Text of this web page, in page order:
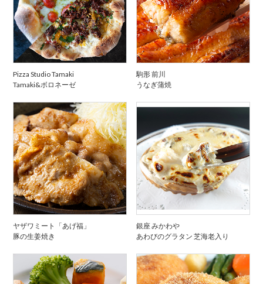
Pizza Studio Tamaki
Tamaki&ボロネーゼ
駒形 前川
うなぎ蒲焼
ヤザワミート「あげ福」
豚の生姜焼き
銀座 みかわや
あわびのグラタン 芝海老入り